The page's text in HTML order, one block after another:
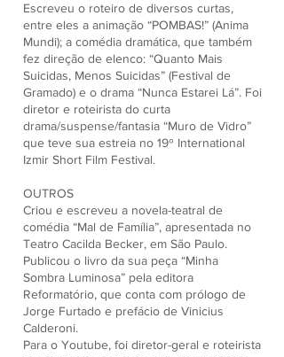
Escreveu o roteiro de diversos curtas,
entre eles a animação “POMBAS!” (Anima
Mundi); a comédia dramática, que também
fez direção de elenco: “Quanto Mais
Suicidas, Menos Suicidas” (Festival de
Gramado) e o drama “Nunca Estarei Lá”. Foi
diretor e roteirista do curta
drama/suspense/fantasia “Muro de Vidro”
que teve sua estreia no 19º International
Izmir Short Film Festival.
OUTROS
Criou e escreveu a novela-teatral de
comédia “Mal de Família”, apresentada no
Teatro Cacilda Becker, em São Paulo.
Publicou o livro da sua peça “Minha
Sombra Luminosa” pela editora
Reformatório, que conta com prólogo de
Jorge Furtado e prefácio de Vinicius
Calderoni.
Para o Youtube, foi diretor-geral e roteirista